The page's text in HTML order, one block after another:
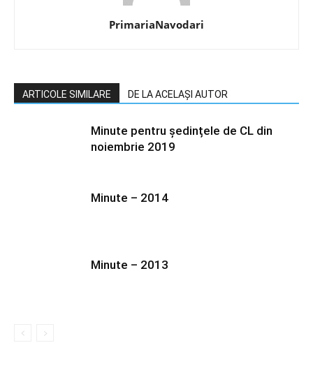
PrimariaNavodari
ARTICOLE SIMILARE DE LA ACELAȘI AUTOR
Minute pentru ședințele de CL din
noiembrie 2019
Minute – 2014
Minute – 2013